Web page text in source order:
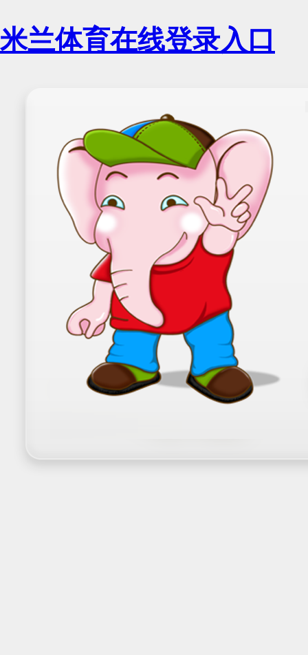
米兰体育在线登录入口